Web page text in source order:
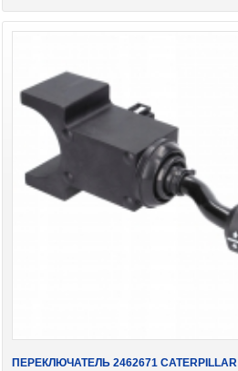
ПЕРЕКЛЮЧАТЕЛЬ 2462671 CATERPILLAR